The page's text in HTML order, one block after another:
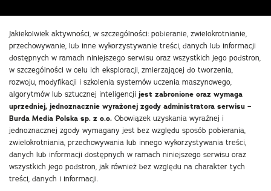
Jakiekolwiek aktywności, w szczególności: pobieranie, zwielokrotnianie,
przechowywanie, lub inne wykorzystywanie treści, danych lub informacji
dostępnych w ramach niniejszego serwisu oraz wszystkich jego podstron,
w szczególności w celu ich eksploracji, zmierzającej do tworzenia,
rozwoju, modyfikacji i szkolenia systemów uczenia maszynowego,
algorytmów lub sztucznej inteligencji jest zabronione oraz wymaga
uprzedniej, jednoznacznie wyrażonej zgody administratora serwisu –
Burda Media Polska sp. z o.o. Obowiązek uzyskania wyraźnej i
jednoznacznej zgody wymagany jest bez względu sposób pobierania,
zwielokrotniania, przechowywania lub innego wykorzystywania treści,
danych lub informacji dostępnych w ramach niniejszego serwisu oraz
wszystkich jego podstron, jak również bez względu na charakter tych
treści, danych i informacji.